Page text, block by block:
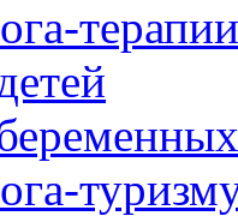
терапии